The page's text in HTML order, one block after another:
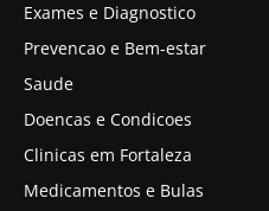
Exames e Diagnostico
Prevencao e Bem-estar
Saude
Doencas e Condicoes
Clinicas em Fortaleza
Medicamentos e Bulas